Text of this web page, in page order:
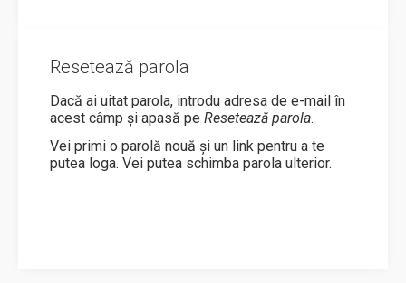
Resetează parola
Dacă ai uitat parola, introdu adresa de e-mail în
acest câmp și apasă pe Resetează parola.
Vei primi o parolă nouă și un link pentru a te
putea loga. Vei putea schimba parola ulterior.